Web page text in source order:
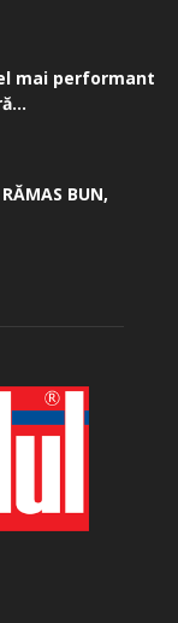
mai performant
BUN,